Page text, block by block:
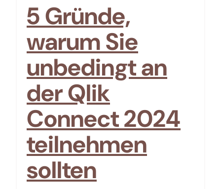
5 Gründe,
warum Sie
unbedingt an
der Qlik
Connect 2024
teilnehmen
sollten